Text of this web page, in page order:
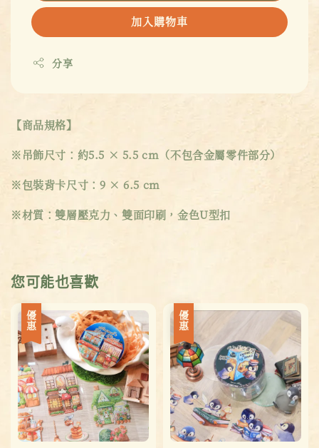
加入購物車
分享
【商品規格】
※吊飾尺寸：約5.5 × 5.5 cm（不包含金屬零件部分）
※包裝背卡尺寸：9 × 6.5 cm
※材質：雙層壓克力、雙面印刷，金色U型扣
您可能也喜歡
優惠 優惠